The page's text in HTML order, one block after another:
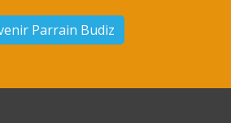
Parrain Budiz